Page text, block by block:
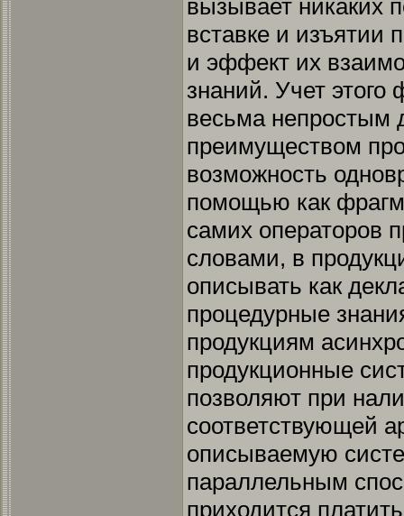
вызывает никаких
вставке и изъятии
и эффект их
знаний. Учет этого
весьма непростым
преимуществом
возможность
помощью как
самих операторов
словами, в
описывать как
процедурные
продукциям
продукционные
позволяют при
соответствующей
описываемую
параллельным
приходится